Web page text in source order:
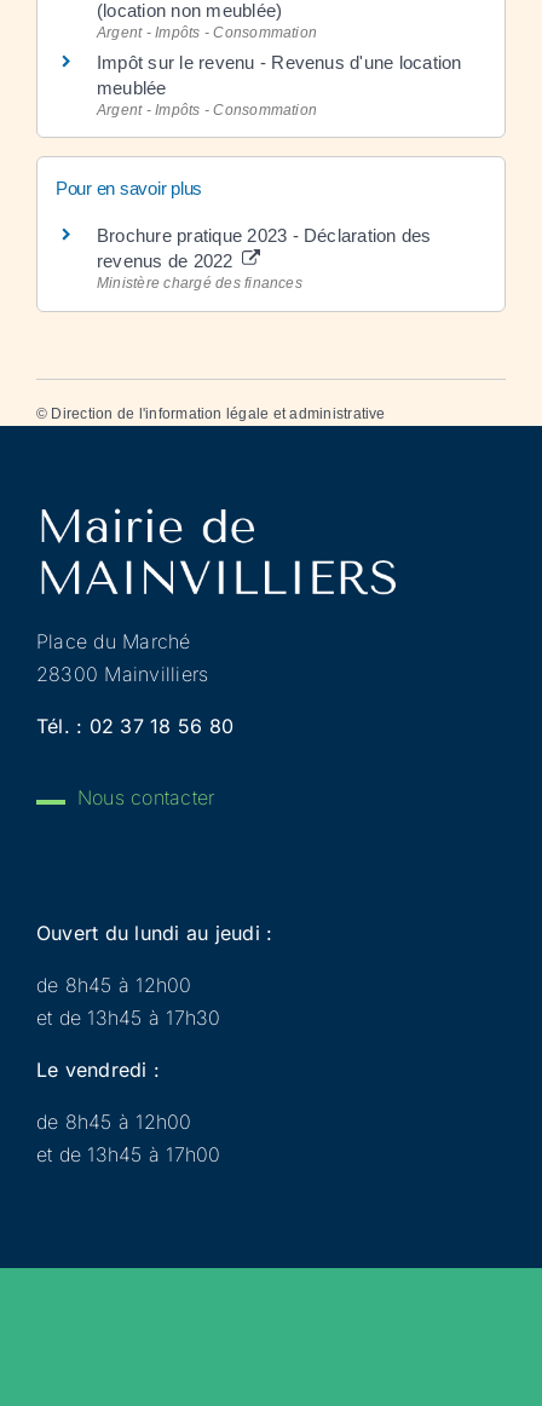
(location non meublée)
Argent - Impôts - Consommation
Impôt sur le revenu - Revenus d'une location
meublée
Argent - Impôts - Consommation
Pour en savoir plus
Brochure pratique 2023 - Déclaration des
revenus de 2022
Ministère chargé des finances
© Direction de l'information légale et administrative
Place du Marché
28300 Mainvilliers
Tél. : 02 37 18 56 80
Nous contacter
Ouvert du lundi au jeudi :
de 8h45 à 12h00
et de 13h45 à 17h30
Le vendredi :
de 8h45 à 12h00
et de 13h45 à 17h00